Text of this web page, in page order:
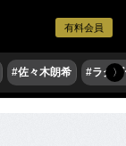
有料会員
#佐々木朗希 #ラグ〉